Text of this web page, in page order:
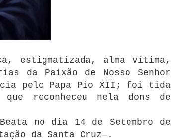
estigmatizada, alma vítima,
da Paixão de Nosso Senhor
pelo Papa Pio XII; foi tida
reconheceu nela dons de
no dia 14 de Setembro de
da Santa Cruz—.